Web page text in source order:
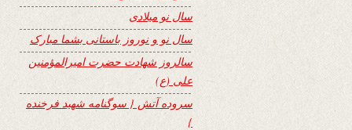
سال نو میلادی
سال نو و نوروز باستانی بشما مبارک
سالروز شهادت حضرت امیرالمؤمنین
علی (ع)
سروده آتش { سوگنامه شهید فرخنده
}